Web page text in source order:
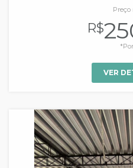
Preço
R$
VER